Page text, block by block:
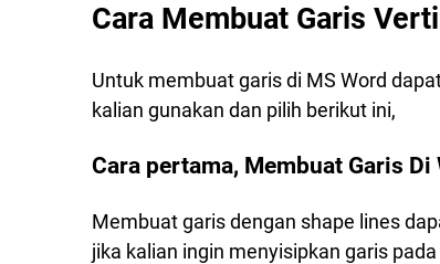
2. Cara Membuat Garis Horizontal
Cara Membuat Garis
Untuk membuat garis di MS Word
kalian gunakan dan pilih berikut ini,
Cara pertama, Membuat Garis Di
Membuat garis dengan shape lines
jika kalian ingin menyisipkan garis